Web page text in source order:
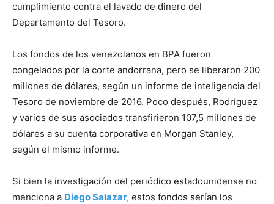
cumplimiento contra el lavado de dinero del
Departamento del Tesoro.
Los fondos de los venezolanos en BPA fueron
congelados por la corte andorrana, pero se liberaron 200
millones de dólares, según un informe de inteligencia del
Tesoro de noviembre de 2016. Poco después, Rodríguez
y varios de sus asociados transfirieron 107,5 millones de
dólares a su cuenta corporativa en Morgan Stanley,
según el mismo informe.
Si bien la investigación del periódico estadounidense no
menciona a Diego Salazar, estos fondos serían los